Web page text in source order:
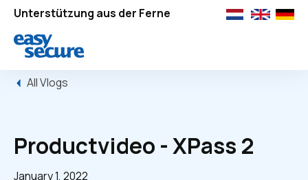
Unterstützung aus der Ferne
All Vlogs
Productvideo - XPass 2
January 1, 2022